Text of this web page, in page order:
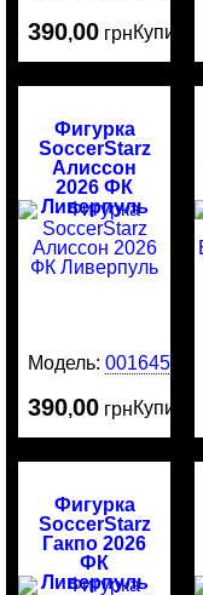
390,00 грнКупить
Фигурка
SoccerStarz
Алиссон
2026 ФК
Ливерпуль
Модель:0016456
390,00 грнКупить
Фигурка
SoccerStarz
Гакпо 2026
ФК
Ливерпуль